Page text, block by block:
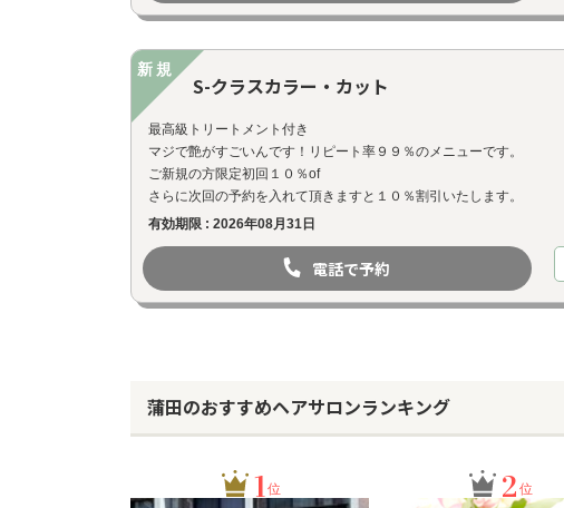
新規
S-クラスカラー・カット
最高級トリートメント付き
マジで艶がすごいんです！リピート率９９％のメニューです。
ご新規の方限定初回１０％of
さらに次回の予約を入れて頂きますと１０％割引いたします。
有効期限 : 2026年08月31日
電話で予約
蒲田のおすすめヘアサロンランキング
1位 2 位